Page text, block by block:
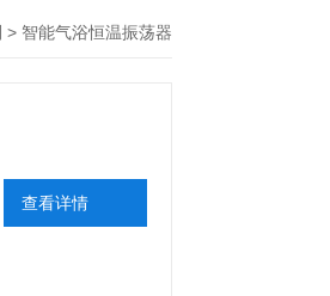
> 智能气浴恒温振荡器
查看详情